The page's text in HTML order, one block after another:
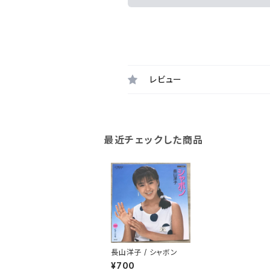
レビュー
最近チェックした商品
長山洋子 / シャボン
¥700